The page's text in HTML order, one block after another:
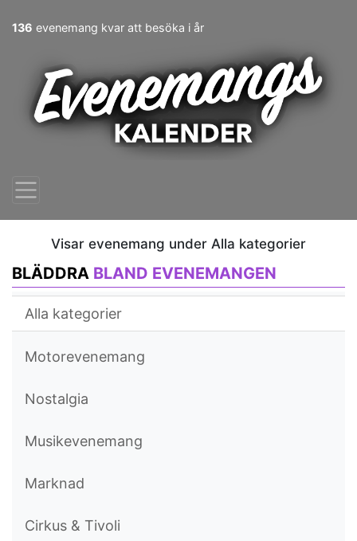
136 evenemang kvar att besöka i år
Visar evenemang under Alla kategorier
BLÄDDRA BLAND EVENEMANGEN
Alla kategorier
Motorevenemang
Nostalgia
Musikevenemang
Marknad
Cirkus & Tivoli